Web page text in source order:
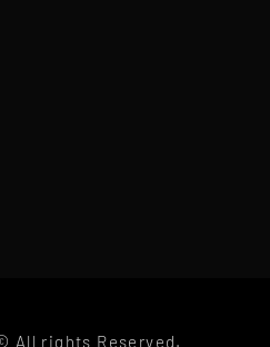
All rights Reserved.